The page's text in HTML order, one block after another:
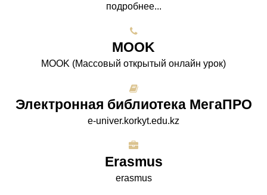
подробнее...
МООK
МООK (Массовый открытый онлайн урок)
Электронная библиотека МегаПРО
e-univer.korkyt.edu.kz
Erasmus
erasmus